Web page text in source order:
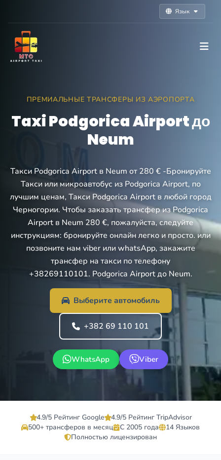
Язык
ПРЕМИАЛЬНЫЕ ТРАНСФЕРЫ ИЗ АЭРОПОРТА
Taxi Podgorica Airport до
Neum
Такси Podgorica Airport в Neum от 280 € -Бронируйте
Такси или микроавтобус из Podgorica Airport, по
лучшим ценам, Такси Podgorica Airport в любой город
Черногории. Чтобы заказать трансфер из Podgorica
Airport в Neum 280 €, пожалуйста, следуйте
инструкциям: бронируйте онлайн легко и просто. или
позвоните нам viber или whatsApp, закажите
трансфер на такси по телефону
+38269110101. Podgorica Airport до Neum.
Выберите автомобиль
+382 69 110 101
WhatsApp Viber
4.9/5 Рейтинг Google
4.9/5 Рейтинг TripAdvisor
500+ трансферов в месяц
С 2005 года
14 Языков
Полностью лицензирован